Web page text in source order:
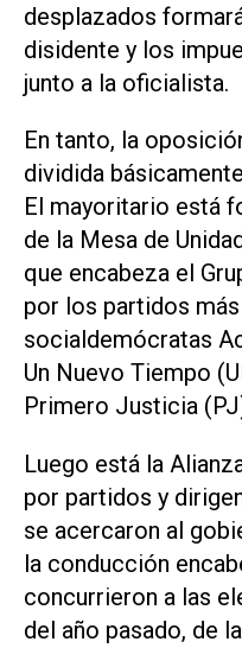
desplazados
disidente y los
junto a la oficialista.
En tanto, la
dividida
El mayoritario está
de la Mesa de
que encabeza el
por los partidos
socialdemócratas
Un Nuevo Tiempo
Primero Justicia
Luego está la
por partidos y
se acercaron al
la conducción
concurrieron a las
del año pasado, de